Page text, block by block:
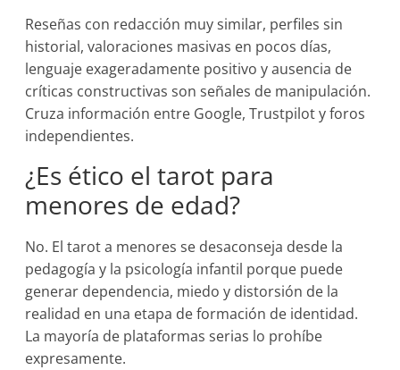
Reseñas con redacción muy similar, perfiles sin
historial, valoraciones masivas en pocos días,
lenguaje exageradamente positivo y ausencia de
críticas constructivas son señales de manipulación.
Cruza información entre Google, Trustpilot y foros
independientes.
¿Es ético el tarot para
menores de edad?
No. El tarot a menores se desaconseja desde la
pedagogía y la psicología infantil porque puede
generar dependencia, miedo y distorsión de la
realidad en una etapa de formación de identidad.
La mayoría de plataformas serias lo prohíbe
expresamente.